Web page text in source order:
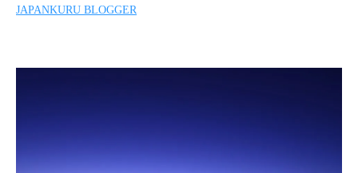
JAPANKURU BLOGGER